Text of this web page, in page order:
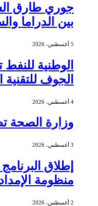
جوري طارق
بين الدراما
الوطنية
الجوف للتقنية
وزارة الصحة
إطلاق
منظومة